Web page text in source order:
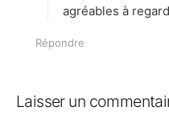
agréables à
Répondre
Laisser un